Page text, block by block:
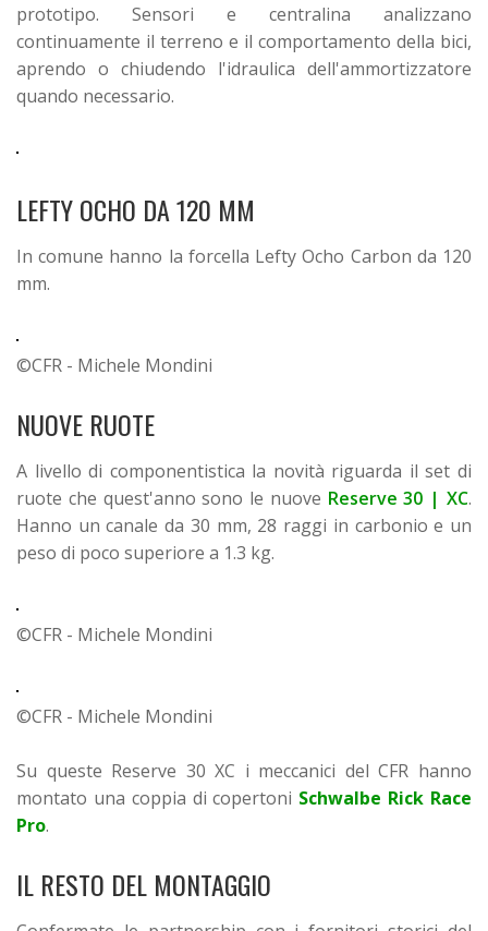
prototipo. Sensori e centralina analizzano
continuamente il terreno e il comportamento della bici,
aprendo o chiudendo l'idraulica dell'ammortizzatore
quando necessario.
LEFTY OCHO DA 120 MM
In comune hanno la forcella Lefty Ocho Carbon da 120
mm.
©CFR - Michele Mondini
NUOVE RUOTE
A livello di componentistica la novità riguarda il set di
ruote che quest'anno sono le nuove Reserve 30 | XC.
Hanno un canale da 30 mm, 28 raggi in carbonio e un
peso di poco superiore a 1.3 kg.
©CFR - Michele Mondini
©CFR - Michele Mondini
Su queste Reserve 30 XC i meccanici del CFR hanno
montato una coppia di copertoni Schwalbe Rick Race
Pro.
IL RESTO DEL MONTAGGIO